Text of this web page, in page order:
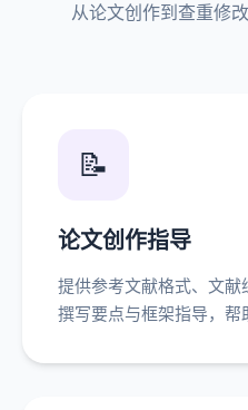
从论文创作到查重修
📝
论文创作指导
提供参考文献格式、文
撰写要点与框架指导，